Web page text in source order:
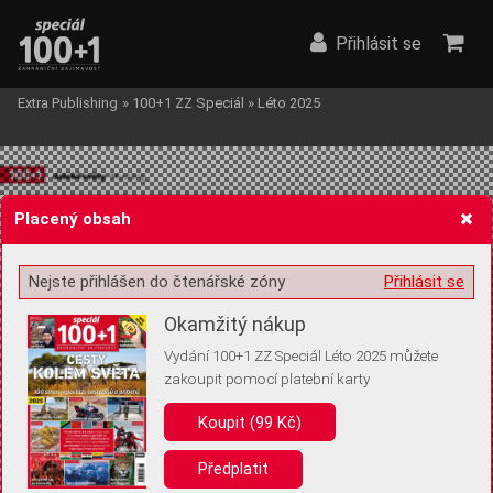
Žádost o souhlas s ukládáním volitelných informací
Pro základní fungování webu nepotřebujeme ukládat žádné informace
(tzv. cookies apod.). Rádi bychom vás ale požádali o souhlas s
uložením volitelných informací:
Anonymní unikátní ID
Přihlásit se
Extra Publishing » 100+1 ZZ Speciál » Léto 2025
Placený obsah
Přihlásit se
Nejste přihlášen do čtenářské zóny
Okamžitý nákup
Vydání 100+1 ZZ Speciál Léto 2025 můžete
zakoupit pomocí platební karty
Koupit (99 Kč)
Předplatit